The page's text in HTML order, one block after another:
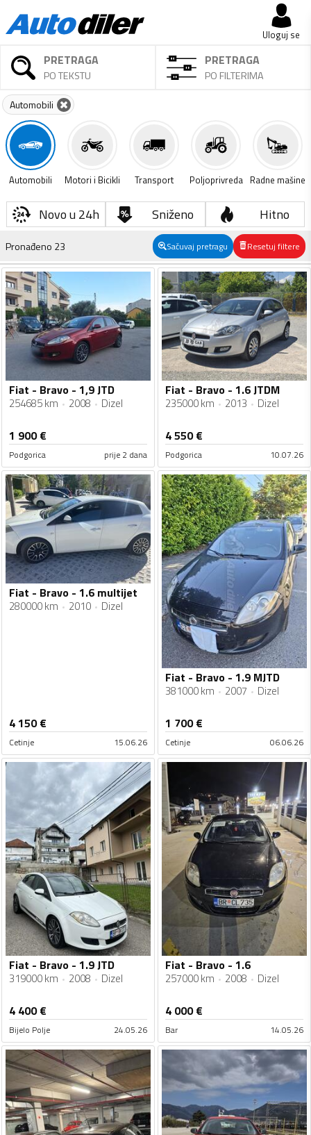
Uloguj se
PRETRAGA
PO TEKSTU
PRETRAGA
PO FILTERIMA
Automobili
Automobili Motori i Bicikli Transport Poljoprivreda Radne mašine
Novo u 24h Sniženo Hitno
Pronađeno 23 Sačuvaj pretragu Resetuj filtere
Fiat - Bravo - 1,9 JTD
254685 km 2008 Dizel
1 900€
Podgorica prije 2 dana
Fiat - Bravo - 1.6 JTDM
235000 km 2013 Dizel
4 550€
Podgorica 10.07.26
Fiat - Bravo - 1.6 multijet
280000 km 2010 Dizel
4 150€
Cetinje 15.06.26
Fiat - Bravo - 1.9 MJTD
381000 km 2007 Dizel
1 700€
Cetinje 06.06.26
Fiat - Bravo - 1.9 JTD
319000 km 2008 Dizel
4 400€
Bijelo Polje 24.05.26
Fiat - Bravo - 1.6
257000 km 2008 Dizel
4 000€
Bar 14.05.26